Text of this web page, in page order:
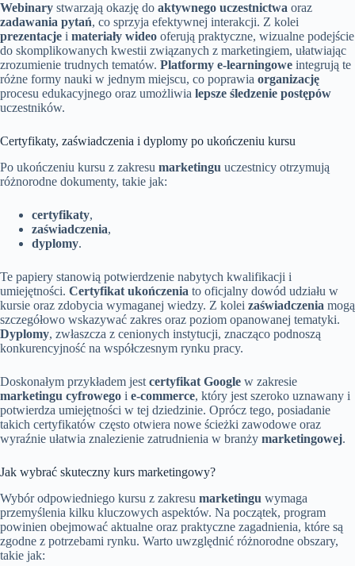
Webinary stwarzają okazję do aktywnego uczestnictwa oraz
zadawania pytań, co sprzyja efektywnej interakcji. Z kolei
prezentacje i materiały wideo oferują praktyczne, wizualne podejście
do skomplikowanych kwestii związanych z marketingiem, ułatwiając
zrozumienie trudnych tematów. Platformy e-learningowe integrują te
różne formy nauki w jednym miejscu, co poprawia organizację
procesu edukacyjnego oraz umożliwia lepsze śledzenie postępów
uczestników.
Certyfikaty, zaświadczenia i dyplomy po ukończeniu kursu
Po ukończeniu kursu z zakresu marketingu uczestnicy otrzymują
różnorodne dokumenty, takie jak:
certyfikaty,
zaświadczenia,
dyplomy.
Te papiery stanowią potwierdzenie nabytych kwalifikacji i
umiejętności. Certyfikat ukończenia to oficjalny dowód udziału w
kursie oraz zdobycia wymaganej wiedzy. Z kolei zaświadczenia mogą
szczegółowo wskazywać zakres oraz poziom opanowanej tematyki.
Dyplomy, zwłaszcza z cenionych instytucji, znacząco podnoszą
konkurencyjność na współczesnym rynku pracy.
Doskonałym przykładem jest certyfikat Google w zakresie
marketingu cyfrowego i e-commerce, który jest szeroko uznawany i
potwierdza umiejętności w tej dziedzinie. Oprócz tego, posiadanie
takich certyfikatów często otwiera nowe ścieżki zawodowe oraz
wyraźnie ułatwia znalezienie zatrudnienia w branży marketingowej.
Jak wybrać skuteczny kurs marketingowy?
Wybór odpowiedniego kursu z zakresu marketingu wymaga
przemyślenia kilku kluczowych aspektów. Na początek, program
powinien obejmować aktualne oraz praktyczne zagadnienia, które są
zgodne z potrzebami rynku. Warto uwzględnić różnorodne obszary,
takie jak: